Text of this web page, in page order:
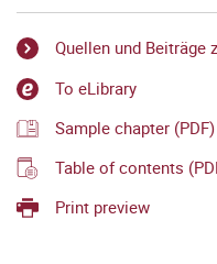
Quellen und Beiträge
To eLibrary
Sample chapter (PDF)
Table of contents
Print preview